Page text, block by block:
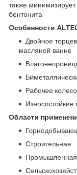
также
бентонита
Особенности
Двойное
масляной ванне
Рабочее
Износостойкие
Области
Строительная
Промышленная